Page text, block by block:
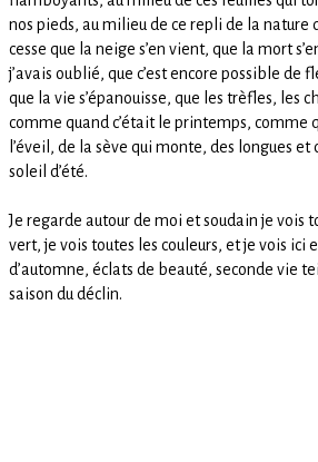
nos pieds, au milieu de ce repli de la nature
cesse que la neige s’en vient, que la mort
j’avais oublié, que c’est encore possible de
que la vie s’épanouisse, que les trèfles, les
comme quand c’était le printemps, comme
l’éveil, de la sève qui monte, des longues et
soleil d’été. ⁠
Je regarde autour de moi et soudain je vois
vert, je vois toutes les couleurs, et je vois ici
d’automne, éclats de beauté, seconde vie
saison du déclin.